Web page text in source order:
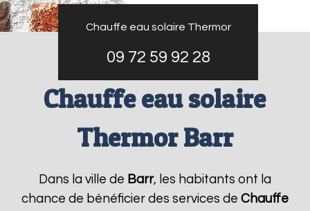
Chauffe eau solaire Thermor
09 72 59 92 28
Chauffe eau solaire
Thermor Barr
Dans la ville de Barr, les habitants ont la
chance de bénéficier des services de Chauffe